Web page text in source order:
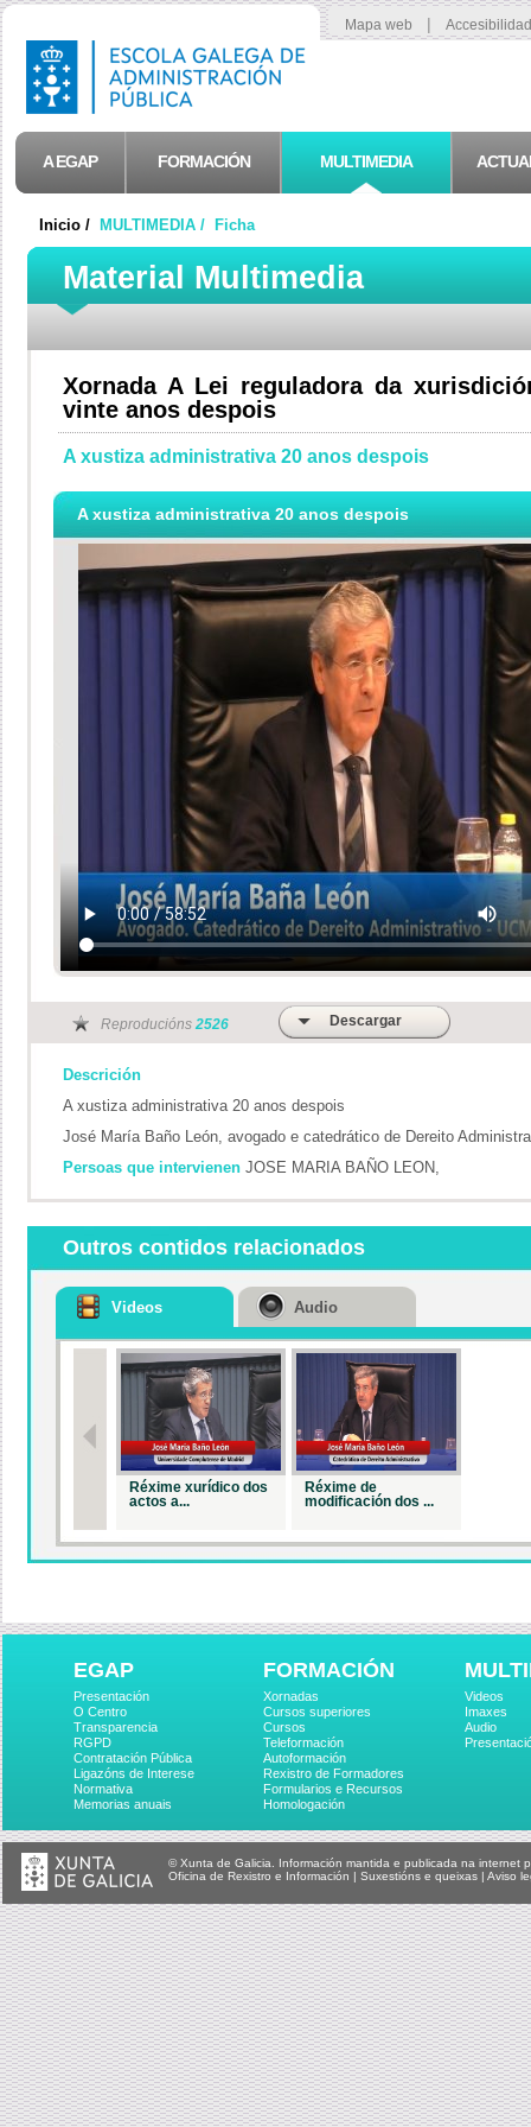
Mapa web |
A EGAP FORMACIÓN MULTIMEDIA
Inicio / MULTIMEDIA / Ficha
Material Multimedia
Xornada A Lei reguladora da
vinte anos despois
A xustiza administrativa 20 anos despois
A xustiza administrativa 20 anos despois
Reproducións 2526 Descargar
Descrición
A xustiza administrativa 20 anos despois
José María Baño León, avogado e catedrático de Dereito
Persoas que intervienen JOSE MARIA BAÑO LEON,
Outros contidos relacionados
Videos
Réxime xurídico dos
actos a...
Réxime de
modificación dos ...
Audio
EGAP
Presentación
O Centro
Transparencia
RGPD
Contratación Pública
Ligazóns de Interese
Normativa
Memorias anuais
FORMACIÓN
Xornadas
Cursos superiores
Cursos
Teleformación
Autoformación
Rexistro de Formadores
Formularios e Recursos
Homologación
Videos
Imaxes
Audio
© Xunta de Galicia. Información mantida e publicada na internet
Oficina de Rexistro e Información | Suxestións e queixas | Aviso